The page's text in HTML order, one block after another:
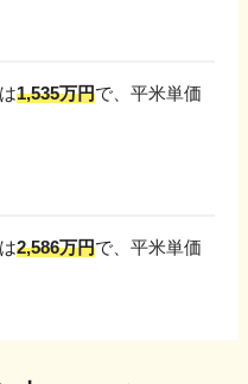
1,535万円で、平米単価
2,586万円で、平米単価